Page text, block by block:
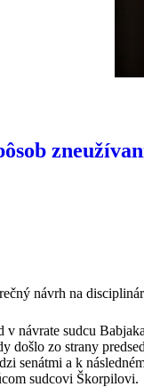
návrh na
v návrate sudcu
došlo zo strany
senátmi a k
sudcovi Škorpilovi.